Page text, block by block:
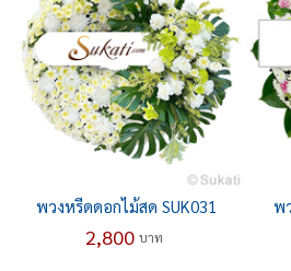
พวงหรีดดอกไม้สด SUK031
2,800 บาท
พ